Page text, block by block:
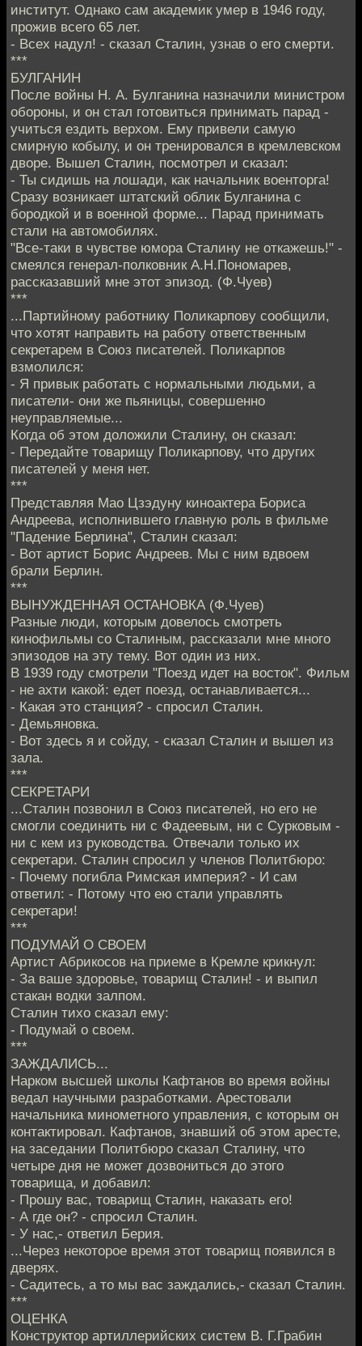
институт. Однако сам академик умер в 1946 году,
прожив всего 65 лет.
- Всех надул! - сказал Сталин, узнав о его смерти.
***
БУЛГАНИН
После войны Н. А. Булганина назначили министром
обороны, и он стал готовиться принимать парад -
учиться ездить верхом. Ему привели самую
смирную кобылу, и он тренировался в кремлевском
дворе. Вышел Сталин, посмотрел и сказал:
- Ты сидишь на лошади, как начальник военторга!
Сразу возникает штатский облик Булганина с
бородкой и в военной форме... Парад принимать
стали на автомобилях.
"Все-таки в чувстве юмора Сталину не откажешь!" -
смеялся генерал-полковник А.Н.Пономарев,
рассказавший мне этот эпизод. (Ф.Чуев)
***
...Партийному работнику Поликарпову сообщили,
что хотят направить на работу ответственным
секретарем в Союз писателей. Поликарпов
взмолился:
- Я привык работать с нормальными людьми, а
писатели- они же пьяницы, совершенно
неуправляемые...
Когда об этом доложили Сталину, он сказал:
- Передайте товарищу Поликарпову, что других
писателей у меня нет.
***
Представляя Мао Цзэдуну киноактера Бориса
Андреева, исполнившего главную роль в фильме
"Падение Берлина", Сталин сказал:
- Вот артист Борис Андреев. Мы с ним вдвоем
брали Берлин.
***
ВЫНУЖДЕННАЯ ОСТАНОВКА (Ф.Чуев)
Разные люди, которым довелось смотреть
кинофильмы со Сталиным, рассказали мне много
эпизодов на эту тему. Вот один из них.
В 1939 году смотрели "Поезд идет на восток". Фильм
- не ахти какой: едет поезд, останавливается...
- Какая это станция? - спросил Сталин.
- Демьяновка.
- Вот здесь я и сойду, - сказал Сталин и вышел из
зала.
***
СЕКРЕТАРИ
...Сталин позвонил в Союз писателей, но его не
смогли соединить ни с Фадеевым, ни с Сурковым -
ни с кем из руководства. Отвечали только их
секретари. Сталин спросил у членов Политбюро:
- Почему погибла Римская империя? - И сам
ответил: - Потому что ею стали управлять
секретари!
***
ПОДУМАЙ О СВОЕМ
Артист Абрикосов на приеме в Кремле крикнул:
- За ваше здоровье, товарищ Сталин! - и выпил
стакан водки залпом.
Сталин тихо сказал ему:
- Подумай о своем.
***
ЗАЖДАЛИСЬ...
Нарком высшей школы Кафтанов во время войны
ведал научными разработками. Арестовали
начальника минометного управления, с которым он
контактировал. Кафтанов, знавший об этом аресте,
на заседании Политбюро сказал Сталину, что
четыре дня не может дозвониться до этого
товарища, и добавил:
- Прошу вас, товарищ Сталин, наказать его!
- А где он? - спросил Сталин.
- У нас,- ответил Берия.
...Через некоторое время этот товарищ появился в
дверях.
- Садитесь, а то мы вас заждались,- сказал Сталин.
***
ОЦЕНКА
Конструктор артиллерийских систем В. Г.Грабин